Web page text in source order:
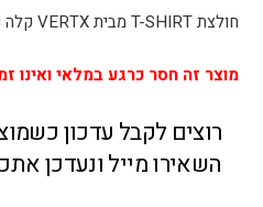
חולצת T-SHIRT מבית VERTX קלה נוחה ואופנתית .
מוצר זה חסר כרגע במלאי ואינו
רוצים לקבל עדכון
השאירו מייל ונעדכן